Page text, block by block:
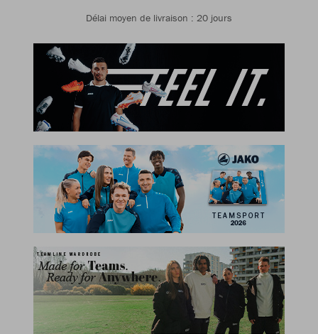
Délai moyen de livraison : 20 jours